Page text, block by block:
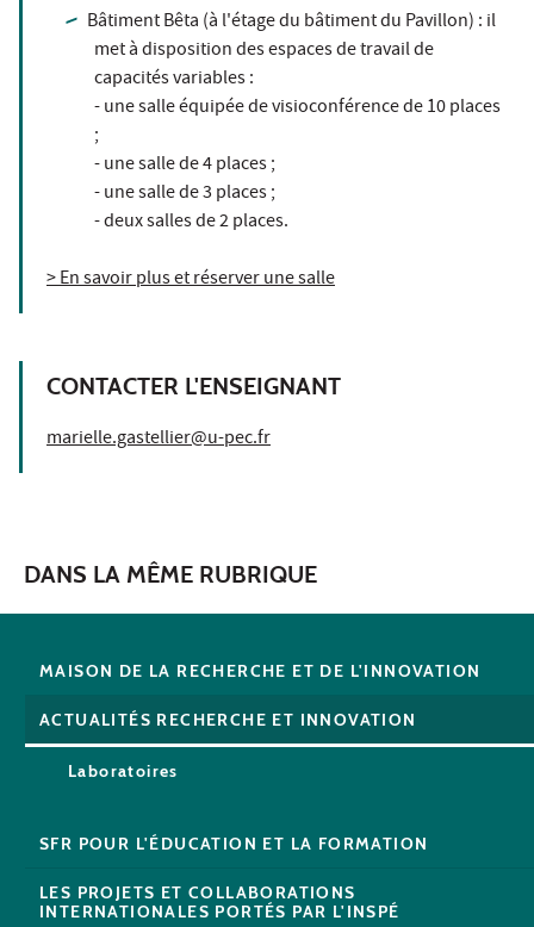
Bâtiment Bêta (à l'étage du bâtiment du Pavillon) : il
met à disposition des espaces de travail de
capacités variables :
- une salle équipée de visioconférence de 10 places
;
- une salle de 4 places ;
- une salle de 3 places ;
- deux salles de 2 places.
> En savoir plus et réserver une salle
CONTACTER L'ENSEIGNANT
marielle.gastellier@u-pec.fr
DANS LA MÊME RUBRIQUE
MAISON DE LA RECHERCHE ET DE L'INNOVATION
ACTUALITÉS RECHERCHE ET INNOVATION
Laboratoires
SFR POUR L'ÉDUCATION ET LA FORMATION
LES PROJETS ET COLLABORATIONS
INTERNATIONALES PORTÉS PAR L'INSPÉ